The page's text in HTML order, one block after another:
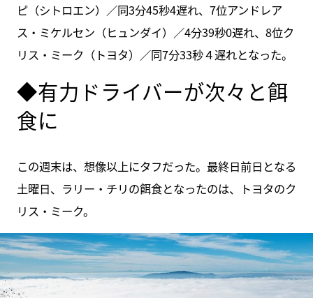
ピ（シトロエン）／同3分45秒4遅れ、7位アンドレア
ス・ミケルセン（ヒュンダイ）／4分39秒0遅れ、8位ク
リス・ミーク（トヨタ）／同7分33秒４遅れとなった。
◆有力ドライバーが次々と餌
食に
この週末は、想像以上にタフだった。最終日前日となる
土曜日、ラリー・チリの餌食となったのは、トヨタのク
リス・ミーク。